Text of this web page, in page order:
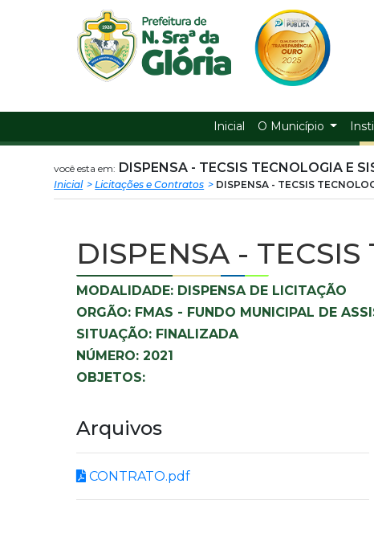
Prefeitura
Municipal
Nossa
Senhora
Glória
Inicial O Município
você esta em: DISPENSA - TECSIS TECNOLOGIA E
Inicial Licitações e Contratos DISPENSA - TECSIS
DISPENSA -
MODALIDADE: DISPENSA DE LICITAÇÃO
ORGÃO: FMAS - FUNDO MUNICIPAL DE
SITUAÇÃO: FINALIZADA
NÚMERO: 2021
OBJETOS:
Arquivos
CONTRATO.pdf